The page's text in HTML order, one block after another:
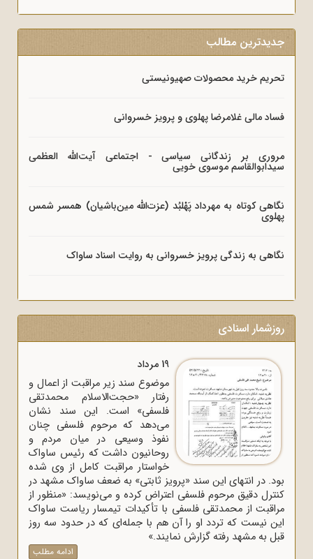
جدیدترین مطالب
تحریم خرید محصولات صهیونیستی
فساد مالی غلامرضا پهلوی و پرویز خسروانی
مروری بر زندگانی سیاسی - اجتماعی آیت‌الله العظمی
سیدابوالقاسم موسوی خویی
نگاهی کوتاه به مهرداد پَهْلبُد (عزت‌الله مین‌باشیان) همسر شمس
پهلوی
نگاهی به زندگی پرویز خسروانی به روایت اسناد ساواک
روزشمار اسنادی
19 مرداد
موضوع سند زیر مراقبت از اعمال و
رفتار «حجت‌الاسلام محمدتقی
فلسفی» است. این سند نشان
می‌دهد که مرحوم فلسفی چنان
نفوذ وسیعی در میان مردم و
روحانیون داشت که رئیس ساواک
خواستار مراقبت کامل از وی شده
بود. در انتهای این سند «پرویز ثابتی» به ضعف ساواک مشهد در
کنترل دقیق مرحوم فلسفی اعتراض کرده و می‌نویسد: «منظور از
مراقبت از محمدتقی فلسفی با تأکیدات تیمسار ریاست ساواک
این نیست که تردد او را آن هم با جمله‌ای که در حدود سه روز
قبل به مشهد رفته گزارش نمایند.»
ادامه مطلب